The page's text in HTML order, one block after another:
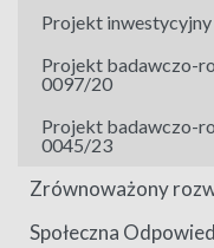
Projekt
Projekt badawczo-
0097/20
Projekt badawczo-
0045/23
Zrównoważony
Społeczna